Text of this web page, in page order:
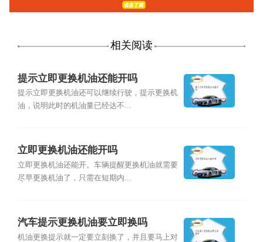
相关阅读
提示立即更换机油还能开吗
提示立即更换机油还可以继续行驶，提示更换机
油，说明此时的机油量已经达不...
立即更换机油还能开吗
立即更换机油还能开。车辆提醒更换机油就需要
尽早更换机油了，只需在短期内...
汽车提示更换机油要立即换吗
机油更换提示就一定要立刻换了，并且要马上对